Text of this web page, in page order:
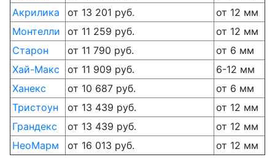
Акрилика
от 13 201 руб.
от 12 мм
Монтелли
от 11 259 руб.
от 12 мм
Старон
от 11 790 руб.
от 6 мм
Хай-Макс
от 11 909 руб.
6-12 мм
Ханекс
от 10 687 руб.
от 6 мм
Тристоун
от 13 439 руб.
от 12 мм
Грандекс
от 13 439 руб.
от 12 мм
НеоМарм
от 16 013 руб. от 12 мм